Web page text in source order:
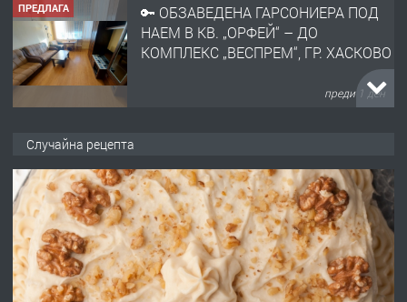
ПРЕДЛАГА
🔑 ОБЗАВЕДЕНА ГАРСОНИЕРА ПОД
НАЕМ В КВ. „ОРФЕЙ“ – ДО
КОМПЛЕКС „ВЕСПРЕМ“, ГР. ХАСКОВО
преди 1 ден
АПАРТАМЕНТ В ЦЕНТЪРА НА ГР.
ХАСКОВО
преди 2 дни
ПРЕДЛАГА Давам гараж под наем
Случайна рецепта